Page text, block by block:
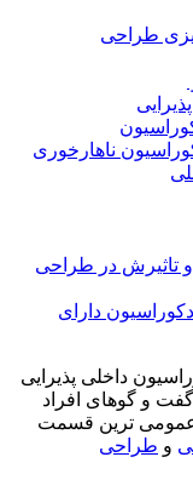
طراحی
ناهارخوری
و تاثیرش در طراحی
دارای
داخلی پذیرایی
و گوهای افراد
عمومی ترین قسمت
و طراحی